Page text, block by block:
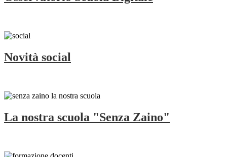
Novità social
La nostra scuola "Senza Zaino"